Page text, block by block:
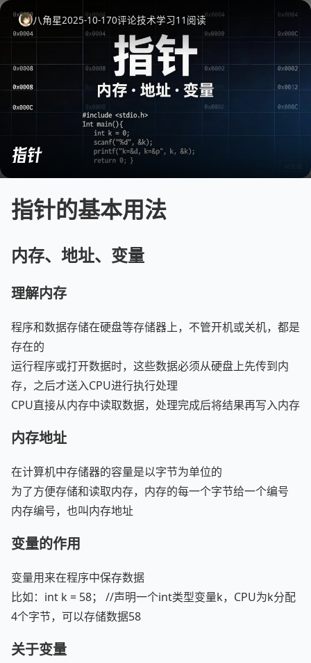
八角星2025-10-170评论技术学习11 阅读
指针
指针的基本用法
内存、地址、变量
理解内存
程序和数据存储在硬盘等存储器上，不管开机或关机，都是
存在的
运行程序或打开数据时，这些数据必须从硬盘上先传到内
存，之后才送入CPU进行执行处理
CPU直接从内存中读取数据，处理完成后将结果再写入内存
内存地址
在计算机中存储器的容量是以字节为单位的
为了方便存储和读取内存，内存的每一个字节给一个编号
内存编号，也叫内存地址
变量的作用
变量用来在程序中保存数据
比如：int k = 58； //声明一个int类型变量k，CPU为k分配
4个字节，可以存储数据58
关于变量